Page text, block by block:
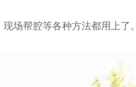
场帮腔等各种方法都用上了。